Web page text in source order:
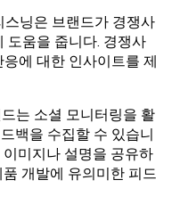
스닝은 브랜드가 경쟁사
도움을 줍니다. 경쟁사
에 대한 인사이트를 제
는 소셜 모니터링을 활
백을 수집할 수 있습니
미지나 설명을 공유하
개발에 유의미한 피드